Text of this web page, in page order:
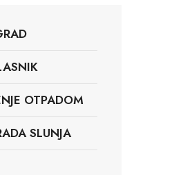
OTPADOM
SLUNJA